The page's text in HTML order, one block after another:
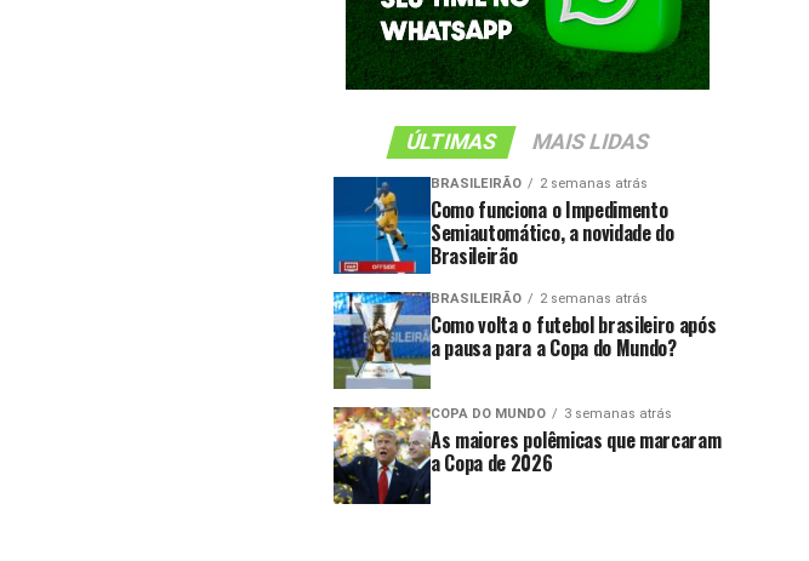
ÚLTIMAS MAIS LIDAS
BRASILEIRÃO 2 semanas atrás
Como funciona o Impedimento
Semiautomático, a novidade do
Brasileirão
BRASILEIRÃO 2 semanas atrás
Como volta o futebol brasileiro após
a pausa para a Copa do Mundo?
COPA DO MUNDO 3 semanas atrás
As maiores polêmicas que marcaram
a Copa de 2026